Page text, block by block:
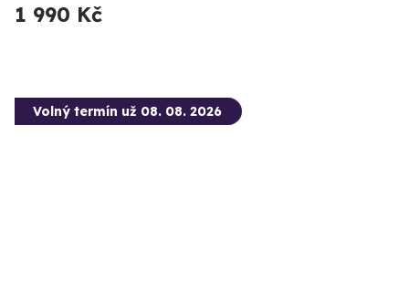
1 990 Kč
Volný termín už 08. 08. 2026